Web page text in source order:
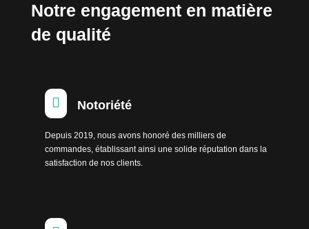
Notre engagement en matière
de qualité
 Notoriété
Depuis 2019, nous avons honoré des milliers de
commandes, établissant ainsi une solide réputation dans la
satisfaction de nos clients.